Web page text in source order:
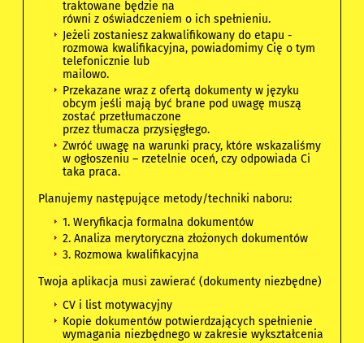
traktowane będzie na
równi z oświadczeniem o ich spełnieniu.
Jeżeli zostaniesz zakwalifikowany do etapu -
rozmowa kwalifikacyjna, powiadomimy Cię o tym
telefonicznie lub
mailowo.
Przekazane wraz z ofertą dokumenty w języku
obcym jeśli mają być brane pod uwagę muszą
zostać przetłumaczone
przez tłumacza przysięgłego.
Zwróć uwagę na warunki pracy, które wskazaliśmy
w ogłoszeniu – rzetelnie oceń, czy odpowiada Ci
taka praca.
Planujemy następujące metody/techniki naboru:
1. Weryfikacja formalna dokumentów
2. Analiza merytoryczna złożonych dokumentów
3. Rozmowa kwalifikacyjna
Twoja aplikacja musi zawierać (dokumenty niezbędne)
CV i list motywacyjny
Kopie dokumentów potwierdzających spełnienie
wymagania niezbędnego w zakresie wykształcenia